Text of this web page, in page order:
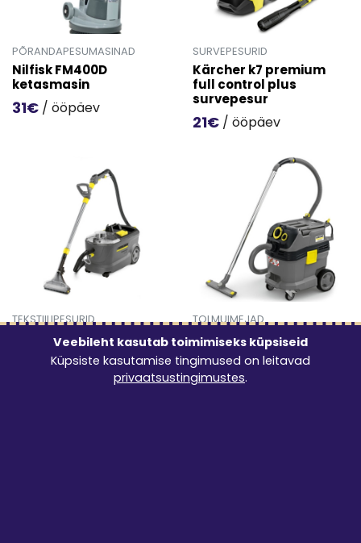
PÕRANDAPESUMASINAD
Nilfisk FM400D
ketasmasin
31€ / ööpäev
Mine toote 'Nilfisk FM400D ketasmasin' detailinfo
SURVEPESURID
Kärcher k7 premium
full control plus
survepesur
21€ / ööpäev
TEKSTIILIPESURID
Kärcher Puzzi 10/1
tekstiilipesur
TOLMUIMEJAD
Kärcher Vee- ja
tolmuimeja
20€/ ööpäev
Veebileht kasutab toimimiseks küpsiseid
Küpsiste kasutamise tingimused on leitavad
privaatsustingimustes.